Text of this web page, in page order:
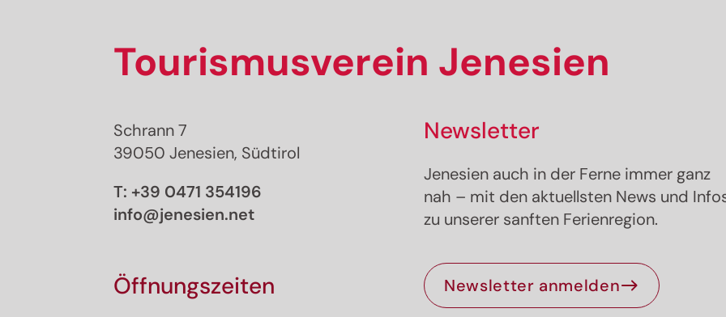
Tourismusverein Jenesien
Schrann 7
39050 Jenesien, Südtirol
T: +39 0471 354196
info@jenesien.net
Öffnungszeiten
Newsletter
Jenesien auch in der Ferne immer ganz
nah – mit den aktuellsten News und
zu unserer sanften Ferienregion.
Newsletter anmelden